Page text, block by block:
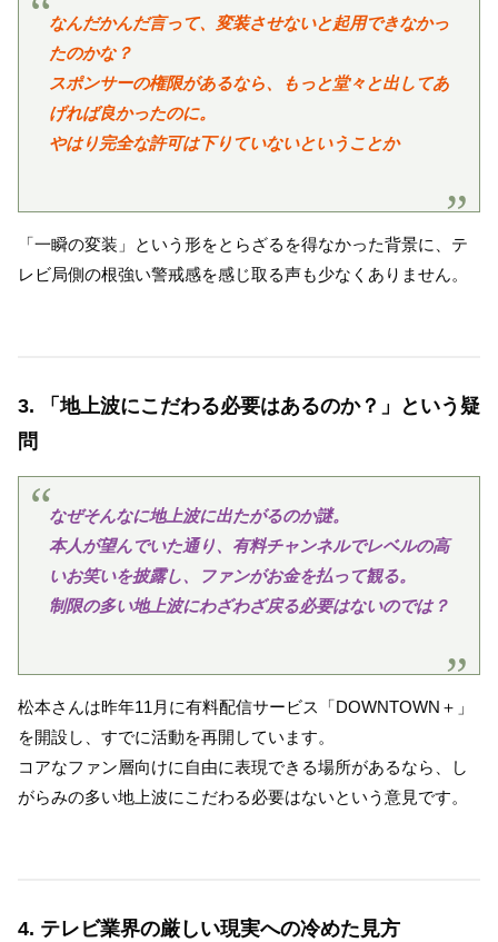
なんだかんだ言って、変装させないと起用できなかっ
たのかな？
スポンサーの権限があるなら、もっと堂々と出してあ
げれば良かったのに。
やはり完全な許可は下りていないということか
「一瞬の変装」という形をとらざるを得なかった背景に、テ
レビ局側の根強い警戒感を感じ取る声も少なくありません。
3. 「地上波にこだわる必要はあるのか？」という疑
問
なぜそんなに地上波に出たがるのか謎。
本人が望んでいた通り、有料チャンネルでレベルの高
いお笑いを披露し、ファンがお金を払って観る。
制限の多い地上波にわざわざ戻る必要はないのでは？
松本さんは昨年11月に有料配信サービス「DOWNTOWN＋」
を開設し、すでに活動を再開しています。
コアなファン層向けに自由に表現できる場所があるなら、し
がらみの多い地上波にこだわる必要はないという意見です。
4. テレビ業界の厳しい現実への冷めた見方